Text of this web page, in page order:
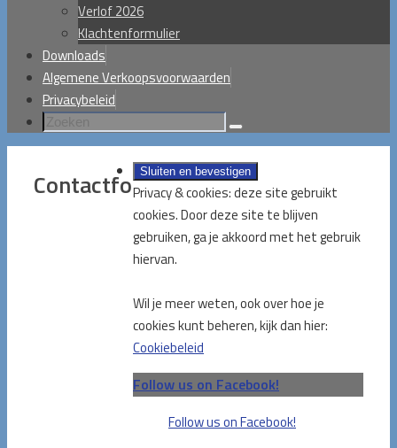
Verlof 2026
Klachtenformulier
Downloads
Algemene Verkoopsvoorwaarden
Privacybeleid
naar:
Zoeken
ContactformulierPrivacy & cookies: deze site gebruikt
cookies. Door deze site te blijven
gebruiken, ga je akkoord met het gebruik
hiervan.
Wil je meer weten, ook over hoe je
cookies kunt beheren, kijk dan hier:
Cookiebeleid
Follow us on Facebook!
Follow us on Facebook!